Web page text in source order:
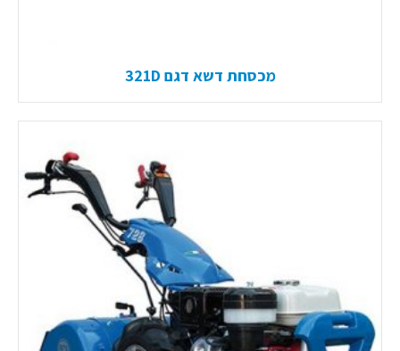
מכסחת דשא דגם 321D